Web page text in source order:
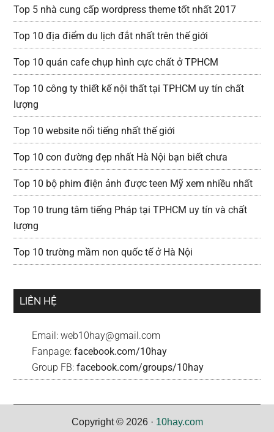
Top 5 nhà cung cấp wordpress theme tốt nhất 2017
Top 10 địa điểm du lịch đắt nhất trên thế giới
Top 10 quán cafe chụp hình cực chất ở TPHCM
Top 10 công ty thiết kế nội thất tại TPHCM uy tín chất
lượng
Top 10 website nổi tiếng nhất thế giới
Top 10 con đường đẹp nhất Hà Nội bạn biết chưa
Top 10 bộ phim điện ảnh được teen Mỹ xem nhiều nhất
Top 10 trung tâm tiếng Pháp tại TPHCM uy tín và chất
lượng
Top 10 trường mầm non quốc tế ở Hà Nội
LIÊN HỆ
Email:web10hay@gmail.com
Fanpage:facebook.com/10hay
Group FB:facebook.com/groups/10hay
Copyright © 2026 · 10hay.com